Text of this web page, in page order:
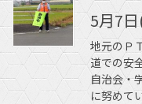
5月7
地元のＰ
道での安
自治会・
に努めて